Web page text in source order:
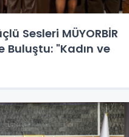
Sesleri MÜYORBİR
Buluştu: "Kadın ve